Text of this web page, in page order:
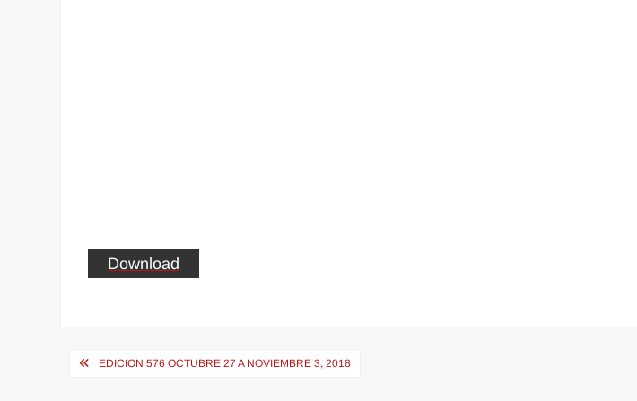
Download
Navegación
EDICION 576 OCTUBRE 27 A NOVIEMBRE 3, 2018